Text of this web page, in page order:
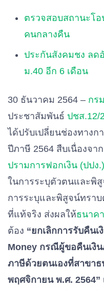
ตรวจสอบสถานะโอ
คนกลางคืน
ประกันสังคมชง ลด
ม.40 อีก 6 เดือน
30 ธันวาคม 2564 – กร
ประชาสัมพันธ์ ปชส.12/
ได้ปรับเปลี่ยนช่องทางก
ปีภาษี 2564 สืบเนื่องจาก
ปรามการฟอกเงิน (ปปง.)
ในการระบุตัวตนและพิ
การระบุและพิสูจน์ทรา
ที่แท้จริง ส่งผลให้ธนาค
ต้อง “ยกเลิกการรับคืน
Money กรณีผู้ขอคืนเงิ
ภาษีด้วยตนเองที่สาขา
พฤศจิกายน พ.ศ. 2564”